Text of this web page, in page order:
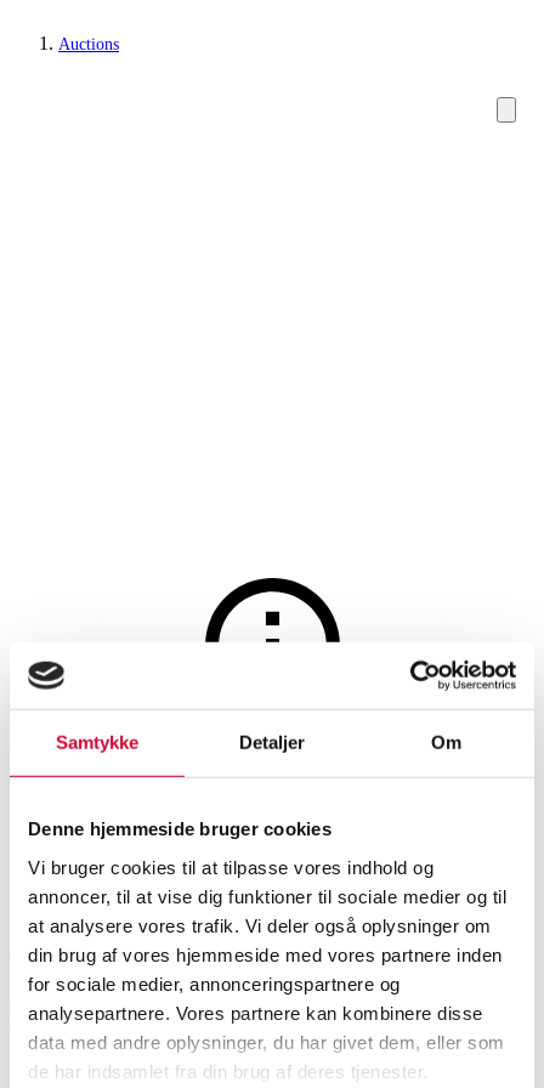
Samtykke Detaljer Om
Denne hjemmeside bruger cookies
Vi bruger cookies til at tilpasse vores indhold og
annoncer, til at vise dig funktioner til sociale medier og til
at analysere vores trafik. Vi deler også oplysninger om
din brug af vores hjemmeside med vores partnere inden
for sociale medier, annonceringspartnere og
analysepartnere. Vores partnere kan kombinere disse
data med andre oplysninger, du har givet dem, eller som
de har indsamlet fra din brug af deres tjenester.
Auctions
Pendant lights
The auction is closed
SHOWROOM
Aarhus 1,000
ITEM NUMBER
6542788
Description